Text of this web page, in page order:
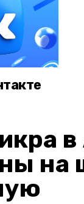
на